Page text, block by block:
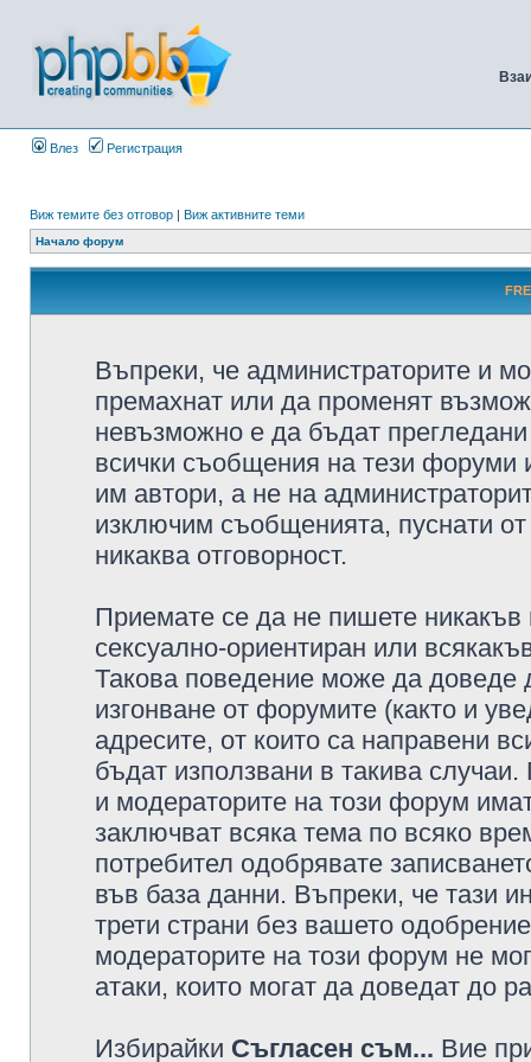
Влез Регистрация
Виж темите без отговор | Виж активните теми
Начало форум
Въпреки, че администраторите и
премахнат или да променят
невъзможно е да бъдат
всички съобщения на тези форуми
им автори, а не на
изключим съобщенията, пуснати
никаква отговорност.
Приемате се да не пишете никакъв
сексуално-ориентиран или
Такова поведение може да доведе
изгонване от форумите (както и
адресите, от които са направени
бъдат използвани в такива
и модераторите на този форум
заключват всяка тема по всяко
потребител одобрявате
във база данни. Въпреки, че тази
трети страни без вашето
модераторите на този форум не
атаки, които могат да доведат до
Избирайки Съгласен съм... Вие